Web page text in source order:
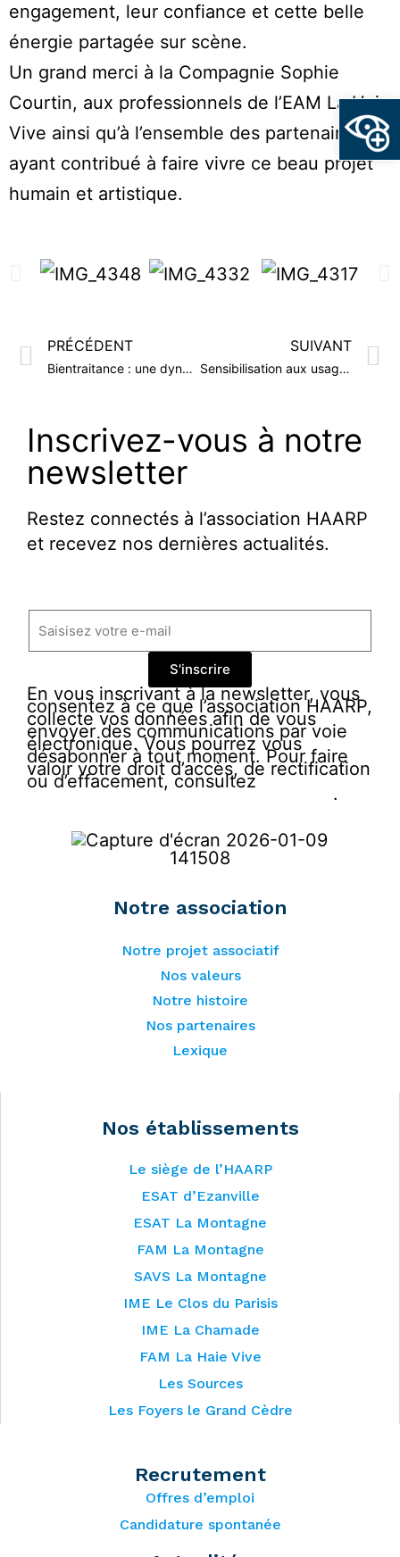
engagement, leur confiance et cette belle
énergie partagée sur scène.
Un grand merci à la Compagnie Sophie
Courtin, aux professionnels de l’EAM La Haie
Vive ainsi qu’à l’ensemble des partenaires
ayant contribué à faire vivre ce beau projet
humain et artistique.
PRÉCÉDENT
Bientraitance : une dynamique collective à l’ESAT Ezanville
SUIVANT
Sensibilisation aux usages numériques à l’IMPro de l’IME La Chamade
Inscrivez-vous à notre
newsletter
Restez connectés à l’association HAARP
et recevez nos dernières actualités.
S'inscrire
En vous inscrivant à la newsletter, vous
consentez à ce que l’association HAARP,
collecte vos données afin de vous
envoyer des communications par voie
électronique. Vous pourrez vous
désabonner à tout moment. Pour faire
valoir votre droit d’accès, de rectification
ou d’effacement, consulteznotre
politique de protection des données .
Notre association
Notre projet associatif
Nos valeurs
Notre histoire
Nos partenaires
Lexique
Nos établissements
Le siège de l’HAARP
ESAT d’Ezanville
ESAT La Montagne
FAM La Montagne
SAVS La Montagne
IME Le Clos du Parisis
IME La Chamade
FAM La Haie Vive
Les Sources
Les Foyers le Grand Cèdre
Recrutement
Offres d’emploi
Candidature spontanée
Ouvrir